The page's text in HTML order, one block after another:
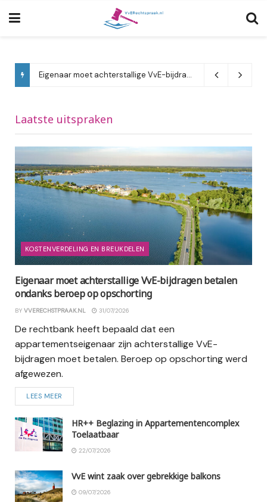
Eigenaar moet achterstallige VvE-bijdragen betalen ondanks beroep op opschorting
Laatste uitspraken
KOSTENVERDELING EN BREUKDELEN
Eigenaar moet achterstallige VvE-bijdragen betalen
ondanks beroep op opschorting
BY VVERECHSTPRAAK.NL 31/07/2026
De rechtbank heeft bepaald dat een
appartementseigenaar zijn achterstallige VvE-
bijdragen moet betalen. Beroep op opschorting werd
afgewezen.
LEES MEER
HR++ Beglazing in Appartementencomplex
Toelaatbaar
22/07/2026
VvE wint zaak over gebrekkige balkons
09/07/2026